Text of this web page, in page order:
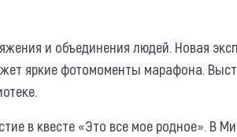
и объединения людей. Новая
яркие фотомоменты марафона.
в квесте «Это все мое родное». В